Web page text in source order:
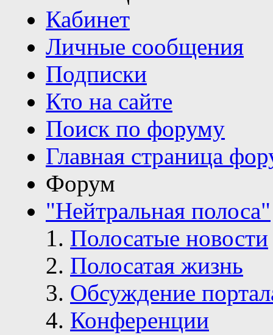
Кабинет
Личные сообщения
Подписки
Кто на сайте
Поиск по форуму
Главная страница
Форум
"Нейтральная полоса"
Полосатые новости
Полосатая жизнь
Обсуждение
Конференции